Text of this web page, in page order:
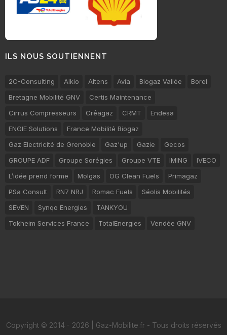
ILS NOUS SOUTIENNENT
2C-Consulting Alkio Altens Avia Biogaz Vallée
Borel
Bretagne Mobilité GNV
Certis Maintenance
Cirrus Compresseurs
Créagaz CRMT
Endesa
ENGIE Solutions
France Mobilité Biogaz
Gaz Electricité de Grenoble
Gaz'up Gazie
Gecos
GROUPE ADF
Groupe Sorégies Groupe VTE IMING
IVECO
L’idée prend forme
Molgas OG Clean Fuels
Primagaz
PSa Consult
RN7 NRJ Romac Fuels
Séolis Mobilités
SEVEN
Synqo Energies
TANKYOU
Tokheim Services France
TotalEnergies Vendée GNV
Copyright © 2014 - 2026 | Gaz-Mobilite.fr - Tous droits réservés